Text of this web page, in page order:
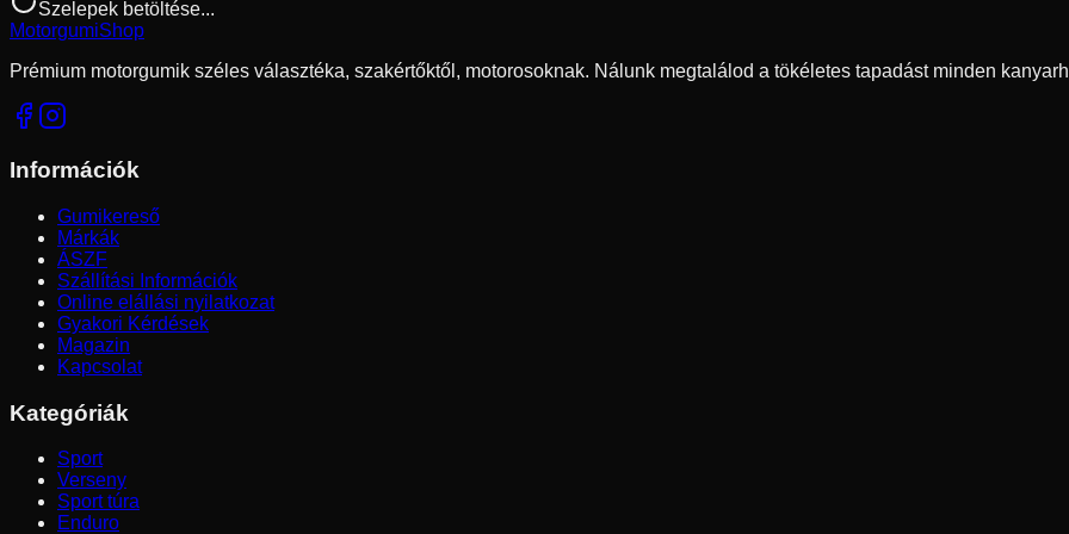
Szelepek betöltése...
MotorgumiShop
Prémium motorgumik széles választéka, szakértőktől, motorosoknak. Nálunk megtalálod a tökéletes tapadást minden
Információk
Gumikereső
Márkák
ÁSZF
Szállítási Információk
Online elállási nyilatkozat
Gyakori Kérdések
Magazin
Kapcsolat
Kategóriák
Sport
Verseny
Sport túra
Enduro